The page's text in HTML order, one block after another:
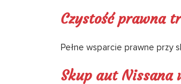
Czystość prawna
Pełne wsparcie prawne przy
Skup aut Nissana